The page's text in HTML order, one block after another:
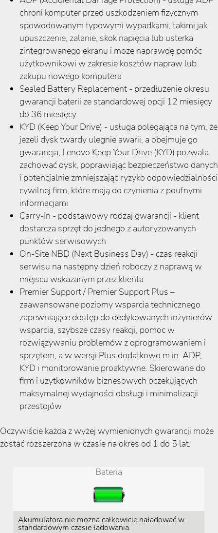
chroni komputer przed uszkodzeniem fizycznym
spowodowanym typowymi wypadkami, takimi jak
upuszczenie, zalanie, skok napięcia lub usterka
zintegrowanego ekranu i może naprawdę pomóc
użytkownikowi w zakresie kosztów napraw lub
zakupu nowego komputera
Sealed Battery Replacement - przedłużenie okresu
gwarancji baterii ze standardowej opcji 12 miesięcy
do 36 miesięcy
KYD (Keep Your Drive) - usługa polegająca na tym, że
jeżeli dysk twardy ulegnie awarii, a obejmuje go
gwarancja, Lenovo Keep Your Drive (KYD) pozwala
zachować dysk, poprawiając bezpieczeństwo danych
i potencjalnie zmniejszając ryzyko odpowiedzialności
cywilnej firm, które mają do czynienia z poufnymi
informacjami
Carry-In - podstawowy rodzaj gwarancji - klient
dostarcza sprzęt do jednego z autoryzowanych
punktów serwisowych
On-Site NBD (Next Business Day) - czas reakcji
serwisu na następny dzień roboczy z naprawą w
miejscu wskazanym przez klienta
Premier Support / Premier Support Plus –
zaawansowane poziomy wsparcia technicznego
zapewniające dostęp do dedykowanych inżynierów
wsparcia, szybsze czasy reakcji, pomoc w
rozwiązywaniu problemów z oprogramowaniem i
sprzętem, a w wersji Plus dodatkowo m.in. ADP,
KYD i monitorowanie proaktywne. Skierowane do
firm i użytkowników biznesowych oczekujących
maksymalnej wydajności obsługi i minimalizacji
przestojów
Oczywiście każda z wyżej wymienionych gwarancji może
zostać rozszerzona w czasie na okres od 1 do 5 lat.
Bateria
Akumulatora nie można całkowicie naładować w
standardowym czasie ładowania.